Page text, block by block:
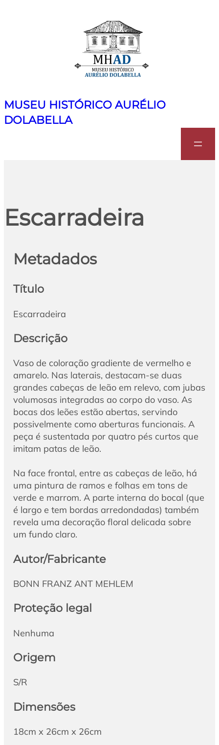
MUSEU HISTÓRICO AURÉLIO
DOLABELLA
Escarradeira
Metadados
Título
Escarradeira
Descrição
Vaso de coloração gradiente de vermelho e
amarelo. Nas laterais, destacam-se duas
grandes cabeças de leão em relevo, com jubas
volumosas integradas ao corpo do vaso. As
bocas dos leões estão abertas, servindo
possivelmente como aberturas funcionais. A
peça é sustentada por quatro pés curtos que
imitam patas de leão.
Na face frontal, entre as cabeças de leão, há
uma pintura de ramos e folhas em tons de
verde e marrom. A parte interna do bocal (que
é largo e tem bordas arredondadas) também
revela uma decoração floral delicada sobre
um fundo claro.
Autor/Fabricante
BONN FRANZ ANT MEHLEM
Proteção legal
Nenhuma
Origem
S/R
Dimensões
18cm x 26cm x 26cm